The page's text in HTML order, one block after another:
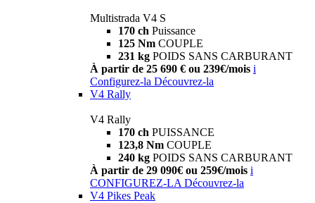
Multistrada V4 S
170 ch Puissance
125 Nm COUPLE
231 kg POIDS SANS CARBURANT
À partir de 25 690 € ou 239€/mois i
Configurez-la Découvrez-la
V4 Rally
V4 Rally
170 ch PUISSANCE
123,8 Nm COUPLE
240 kg POIDS SANS CARBURANT
À partir de 29 090€ ou 259€/mois i
CONFIGUREZ-LA Découvrez-la
V4 Pikes Peak